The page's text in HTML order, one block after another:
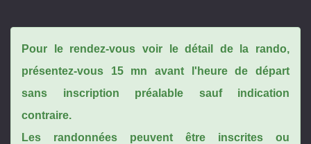
Pour le rendez-vous voir le détail de la rando,
présentez-vous 15 mn avant l'heure de départ
sans inscription préalable sauf indication
contraire.
Les randonnées peuvent être inscrites ou